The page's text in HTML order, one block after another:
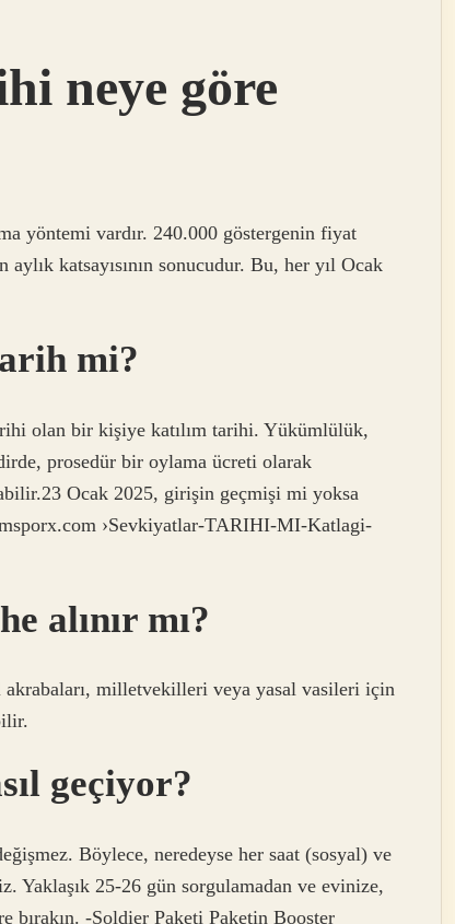
neye göre
yöntemi vardır. 240.000 göstergenin fiyat
katsayısının sonucudur. Bu, her yıl Ocak
mi?
olan bir kişiye katılım tarihi. Yükümlülük,
prosedür bir oylama ücreti olarak
Ocak 2025, girişin geçmişi mi yoksa
›Sevkiyatlar-TARIHI-MI-Katlagi-
alınır mı?
akrabaları, milletvekilleri veya yasal vasileri için
geçiyor?
Böylece, neredeyse her saat (sosyal) ve
Yaklaşık 25-26 gün sorgulamadan ve evinize,
bırakın. -Soldier Paketi Paketin Booster